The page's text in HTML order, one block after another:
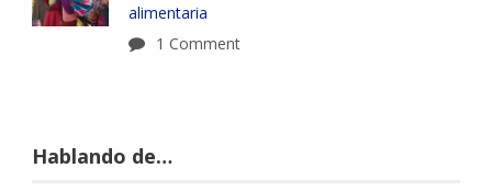
alimentaria
1 Comment
Hablando de…